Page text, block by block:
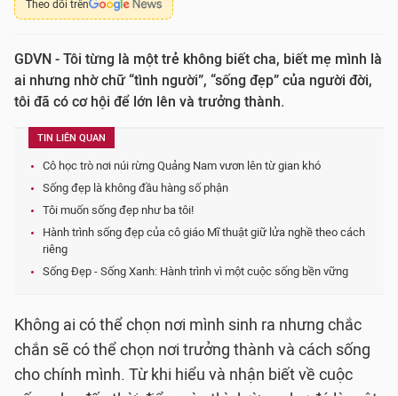
Theo dõi trên
GDVN - Tôi từng là một trẻ không biết cha, biết mẹ mình là
ai nhưng nhờ chữ “tình người”, “sống đẹp” của người đời,
tôi đã có cơ hội để lớn lên và trưởng thành.
TIN LIÊN QUAN
Cô học trò nơi núi rừng Quảng Nam vươn lên từ gian khó
Sống đẹp là không đầu hàng số phận
Tôi muốn sống đẹp như ba tôi!
Hành trình sống đẹp của cô giáo Mĩ thuật giữ lửa nghề theo cách
riêng
Sống Đẹp - Sống Xanh: Hành trình vì một cuộc sống bền vững
Không ai có thể chọn nơi mình sinh ra nhưng chắc
chắn sẽ có thể chọn nơi trưởng thành và cách sống
cho chính mình. Từ khi hiểu và nhận biết về cuộc